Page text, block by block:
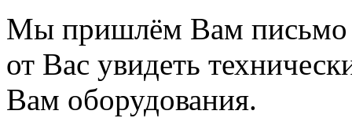
Мы пришлём Вам письмо
от Вас увидеть
Вам оборудования.